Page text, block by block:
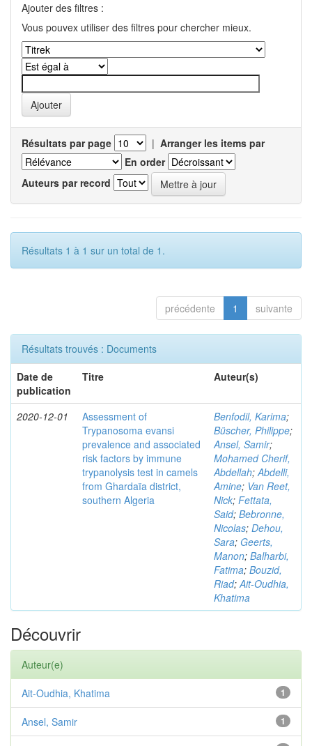
Ajouter des filtres :
Vous pouvex utiliser des filtres pour chercher mieux.
Résultats par page | Arranger les items par
En order
Auteurs par record
Résultats 1 à 1 sur un total de 1.
précédente 1 suivante
Résultats trouvés : Documents
Date de
publication
Titre Auteur(s)
2020-12-01
Assessment of
Trypanosoma evansi
prevalence and associated
risk factors by immune
trypanolysis test in camels
from Ghardaïa district,
southern Algeria
Benfodil, Karima;
Büscher, Philippe;
Ansel, Samir;
Mohamed Cherif,
Abdellah;Abdelli,
Amine; Van Reet,
Nick; Fettata,
Said; Bebronne,
Nicolas; Dehou,
Sara; Geerts,
Manon; Balharbi,
Fatima; Bouzid,
Riad;Ait-Oudhia,
Khatima
Découvrir
Auteur(e)
1
Ait-Oudhia, Khatima
1
Ansel, Samir